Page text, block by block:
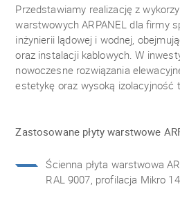
Przedstawiamy realizację z
warstwowych ARPANEL dla firmy
inżynierii lądowej i wodnej,
oraz instalacji kablowych. W
nowoczesne rozwiązania
estetykę oraz wysoką izolacyjność
Zastosowane płyty warstwowe
Ścienna płyta warstwowa
RAL 9007, profilacja Mikro 14